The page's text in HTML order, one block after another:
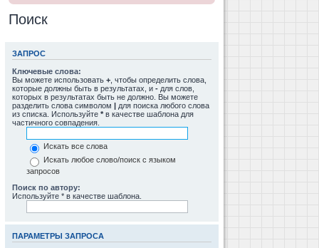
Поиск
ЗАПРОС
Ключевые слова:
Вы можете использовать + , чтобы определить слова,
которые должны быть в результатах, и - для слов,
которых в результатах быть не должно. Вы можете
разделить слова символом | для поиска любого слова
из списка. Используйте * в качестве шаблона для
частичного совпадения.
Искать все слова
Искать любое слово/поиск с языком
запросов
Поиск по автору:
Используйте * в качестве шаблона.
ПАРАМЕТРЫ ЗАПРОСА